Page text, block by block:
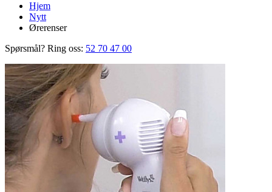
Hjem
Nytt
Ørerenser
Spørsmål? Ring oss: 52 70 47 00